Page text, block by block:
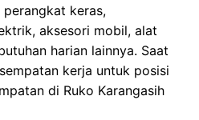
keras,
aksesori mobil, alat
harian lainnya. Saat
kerja untuk posisi
di Ruko Karangasih